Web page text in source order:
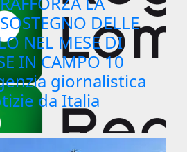
DELLE
NEL MESE DI
IN CAMPO 10
giornalistica
da Italia